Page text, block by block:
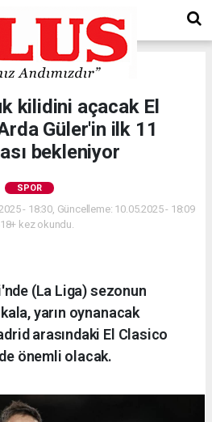
kilidini açacak El
Güler'in ilk 11
bekleniyor
SPOR
- 18:30, Güncelleme: 10.05.2025 - 18:09
kez okundu.
(La Liga) sezonun
yarın oynanacak
arasındaki El Clasico
önemli olacak.